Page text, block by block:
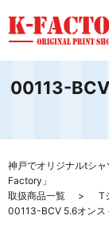
00113-
神戸でオリジナルtシ
Factory」
取扱商品一覧
T
00113-BCV 5.6オンス